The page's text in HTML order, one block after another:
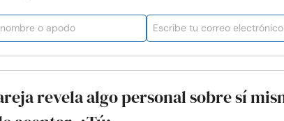
revela algo personal sobre sí